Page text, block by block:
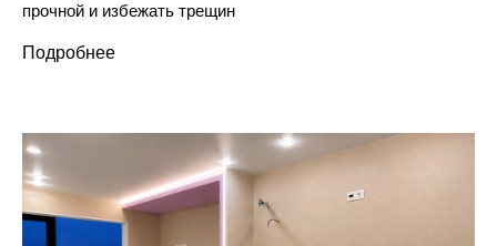
прочной и избежать трещин
Подробнее